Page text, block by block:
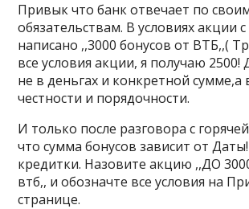
Привык что банк отвечает по
обязательствам. В условиях акции
написано ,,3000 бонусов от ВТБ,,(
все условия акции, я получаю 2500!
не в деньгах и конкретной
честности и порядочности.
И только после разговора с
что сумма бонусов зависит от
кредитки. Назовите акцию ,,ДО
втб,, и обозначте все условия на
странице.